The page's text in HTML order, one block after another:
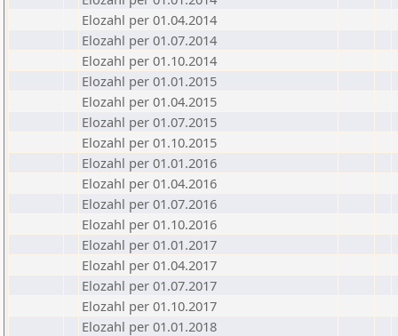
Elozahl per 01.04.2014
Elozahl per 01.07.2014
Elozahl per 01.10.2014
Elozahl per 01.01.2015
Elozahl per 01.04.2015
Elozahl per 01.07.2015
Elozahl per 01.10.2015
Elozahl per 01.01.2016
Elozahl per 01.04.2016
Elozahl per 01.07.2016
Elozahl per 01.10.2016
Elozahl per 01.01.2017
Elozahl per 01.04.2017
Elozahl per 01.07.2017
Elozahl per 01.10.2017
Elozahl per 01.01.2018